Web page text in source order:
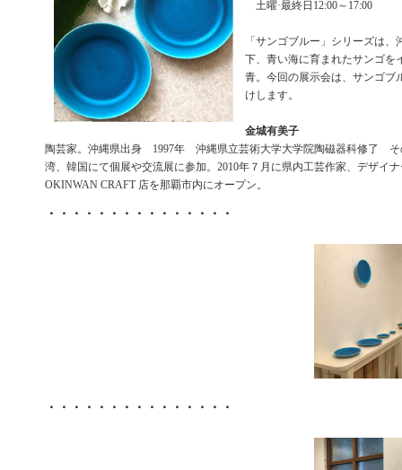
土曜·最終日12:00～17:00
「サンゴブルー」シリーズは
下、青い海に育まれたサンゴを
青。今回の展示会は、サンゴブ
けします。
金城有美子
陶芸家。沖縄県出身 1997年 沖縄県立芸術大学大学院陶磁器科修了 そ
湾、韓国にて個展や交流展に参加。2010年７月に県内工芸作家、デザイ
OKINWAN CRAFT 店を那覇市内にオープン。
・・・・・・・・・・・・・・・
・・・・・・・・・・・・・・・